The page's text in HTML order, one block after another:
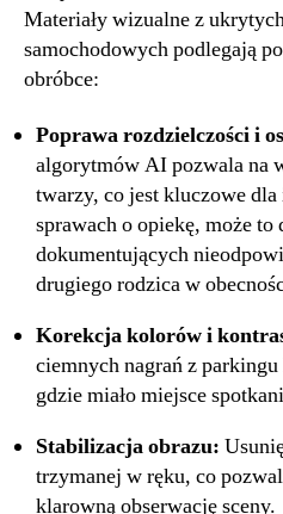
Materiały wizualne z
samochodowych podlegają
obróbce:
Poprawa rozdzielczości i
algorytmów AI pozwala na
twarzy, co jest kluczowe
sprawach o opiekę, może to
dokumentujących
drugiego rodzica w
Korekcja kolorów i
ciemnych nagrań z
gdzie miało miejsce
Stabilizacja obrazu:
trzymanej w ręku, co
klarowną obserwację sceny.